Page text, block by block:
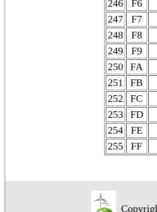
246
F6
247
F7
248
F8
249
F9
250
FA
251
FB
252
FC
253
FD
254
FE
255
FF